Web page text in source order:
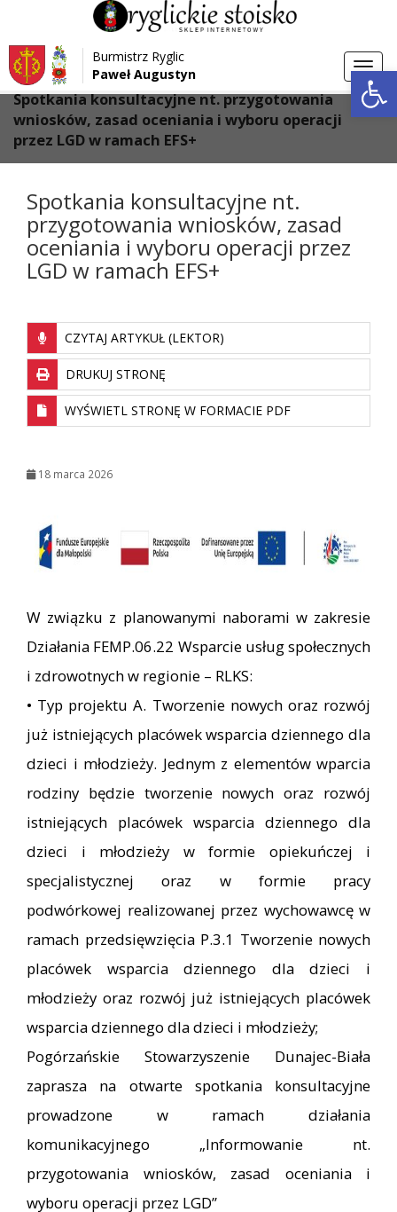
Przejdź do menu
Przejdź do głównej treści strony
Przejdź do stopki strony
Burmistrz Ryglic
Paweł Augustyn
Strona główna > Aktualności
Spotkania konsultacyjne nt. przygotowania
wniosków, zasad oceniania i wyboru operacji
przez LGD w ramach EFS+
Spotkania konsultacyjne nt.
przygotowania wniosków, zasad
oceniania i wyboru operacji przez
LGD w ramach EFS+
CZYTAJ ARTYKUŁ (LEKTOR)
DRUKUJ STRONĘ
WYŚWIETL STRONĘ W FORMACIE PDF
18 marca 2026
W związku z planowanymi naborami w zakresie
Działania FEMP.06.22 Wsparcie usług społecznych
i zdrowotnych w regionie – RLKS:
• Typ projektu A. Tworzenie nowych oraz rozwój
już istniejących placówek wsparcia dziennego dla
dzieci i młodzieży. Jednym z elementów wparcia
rodziny będzie tworzenie nowych oraz rozwój
istniejących placówek wsparcia dziennego dla
dzieci i młodzieży w formie opiekuńczej i
specjalistycznej oraz w formie pracy
podwórkowej realizowanej przez wychowawcę w
ramach przedsięwzięcia P.3.1 Tworzenie nowych
placówek wsparcia dziennego dla dzieci i
młodzieży oraz rozwój już istniejących placówek
wsparcia dziennego dla dzieci i młodzieży;
Pogórzańskie Stowarzyszenie Dunajec-Biała
zaprasza na otwarte spotkania konsultacyjne
prowadzone w ramach działania
komunikacyjnego „Informowanie nt.
przygotowania wniosków, zasad oceniania i
wyboru operacji przez LGD”